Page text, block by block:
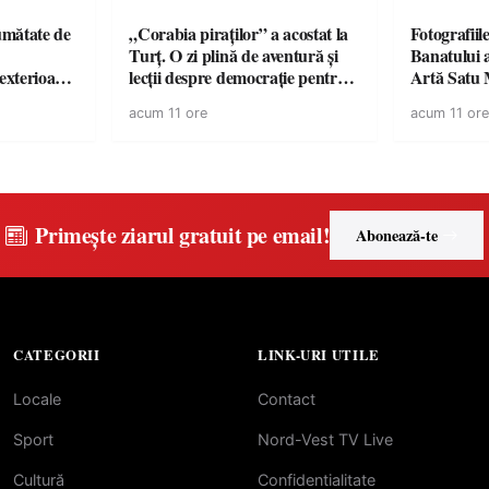
de
„Corabia piraților” a acostat la
Turț. O zi plină de aventură și
lecții despre democrație pentru
acum 11 ore
Banatului
Artă Satu
acum 11 ore
Primește ziarul gratuit pe email! Abonează-te
CATEGORII
Locale
Sport
Cultură
LINK-URI UTILE
Contact
Nord-Vest TV Live
Confidentialitate